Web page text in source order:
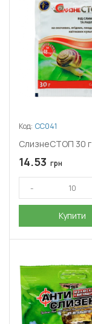
Код: СС041
СлизнеСТОП 30 г
14.53 грн
Купити